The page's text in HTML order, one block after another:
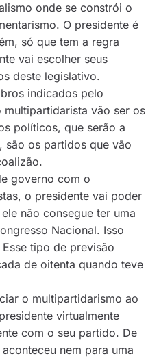
onde se constrói o
O presidente é
só que tem a regra
vai escolher seus
deste legislativo.
indicados pelo
multipartidarista vão ser os
políticos, que serão a
são os partidos que vão
governo com o
o presidente vai poder
não consegue ter uma
Nacional. Isso
tipo de previsão
de oitenta quando teve
o multipartidarismo ao
virtualmente
com o seu partido. De
nem para uma